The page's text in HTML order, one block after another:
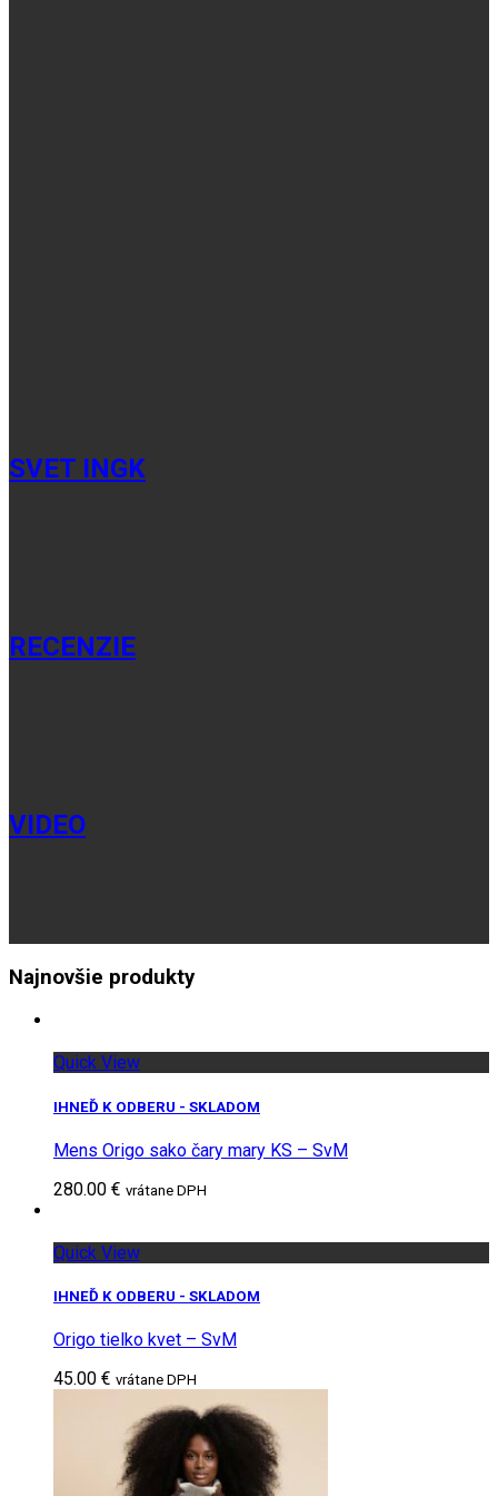
SVET INGK
RECENZIE
VIDEO
Najnovšie produkty
Quick View
IHNEĎ K ODBERU - SKLADOM
Mens Origo sako čary mary KS – SvM
280.00 € vrátane DPH
Quick View
IHNEĎ K ODBERU - SKLADOM
Origo tielko kvet – SvM
45.00 € vrátane DPH